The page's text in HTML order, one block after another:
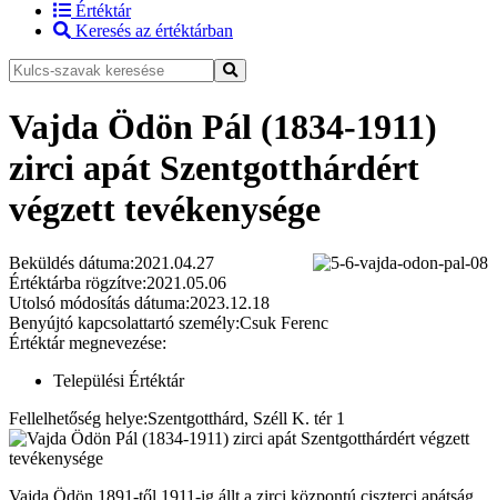
Értéktár
Keresés az értéktárban
Vajda Ödön Pál (1834-1911)
zirci apát Szentgotthárdért
végzett tevékenysége
Beküldés dátuma:2021.04.27
Értéktárba rögzítve:2021.05.06
Utolsó módosítás dátuma:2023.12.18
Benyújtó kapcsolattartó személy:Csuk Ferenc
Értéktár megnevezése:
Települési Értéktár
Fellelhetőség helye:Szentgotthárd, Széll K. tér 1
Vajda Ödön 1891-től 1911-ig állt a zirci központú ciszterci apátság